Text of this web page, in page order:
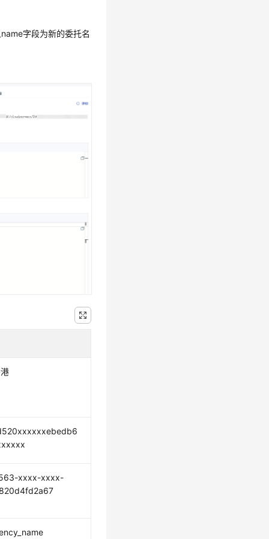
字段为新的委托名
xxxx-xxxx-